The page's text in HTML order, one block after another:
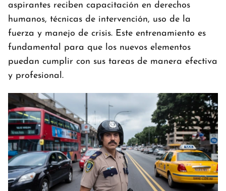
aspirantes reciben capacitación en derechos
humanos, técnicas de intervención, uso de la
fuerza y manejo de crisis. Este entrenamiento es
fundamental para que los nuevos elementos
puedan cumplir con sus tareas de manera efectiva
y profesional.